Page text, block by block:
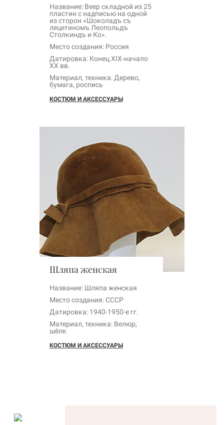
«Шоколадъ съ
лецетиномъ Леопольдъ
Столкиндъ и Кo
Название: Веер складной из 25
пластин с надписью на одной
из сторон «Шоколадъ съ
лецетиномъ Леопольдъ
Столкиндъ и Кo».
Место создания: Россия
Датировка: Конец XIX-начало
XX вв.
Материал, техника: Дерево,
бумага, роспись
КОСТЮМ И АКСЕССУАРЫ
Шляпа женская
Название: Шляпа женская
Место создания: СССР
Датировка: 1940-1950-е гг.
Материал, техника: Велюр,
шёлк
КОСТЮМ И АКСЕССУАРЫ